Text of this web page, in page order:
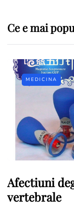
Ce e mai
MEDICINA
Afectiuni
vertebrale